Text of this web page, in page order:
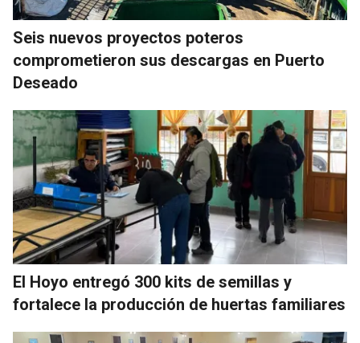
Seis nuevos proyectos poteros
comprometieron sus descargas en Puerto
Deseado
El Hoyo entregó 300 kits de semillas y
fortalece la producción de huertas familiares